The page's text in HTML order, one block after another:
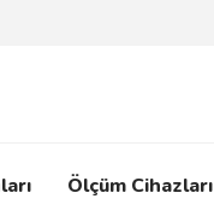
Ölçüm Cihazları